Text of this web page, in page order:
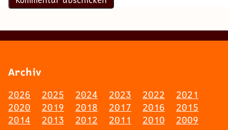
Archiv
2026 2025 2024 2023 2022
2021
2020
2019 2018 2017 2016
2015
2014
2013 2012 2011 2010 2009